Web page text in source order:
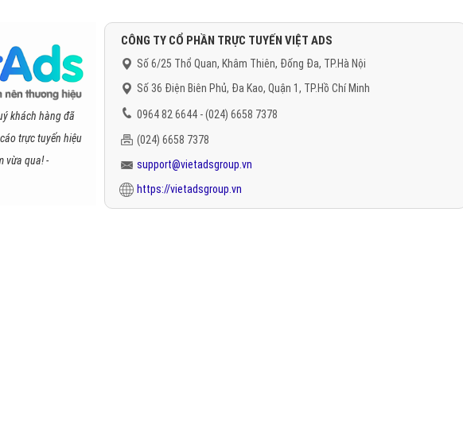
khách hàng đã
trực tuyến hiệu
vừa qua! -
CÔNG TY CỔ PHẦN TRỰC TUYẾN VIỆT ADS
Số 6/25 Thổ Quan, Khâm Thiên, Đống Đa, TP.Hà Nội
Số 36 Điện Biên Phủ, Đa Kao, Quận 1, TP.Hồ Chí Minh
0964 82 6644 - (024) 6658 7378
(024) 6658 7378
support@vietadsgroup.vn
https://vietadsgroup.vn